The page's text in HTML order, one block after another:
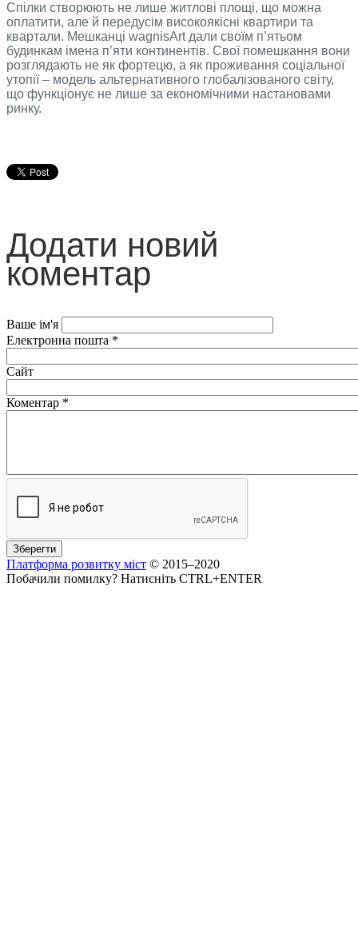
Спілки створюють не лише житлові площі, що можна
оплатити, але й передусім високоякісні квартири та
квартали. Мешканці wagnisArt дали своїм п’ятьом
будинкам імена п’яти континентів. Свої помешкання вони
розглядають не як фортецю, а як проживання соціальної
утопії – модель альтернативного глобалізованого світу,
що функціонує не лише за економічними настановами
ринку.
Додати новий
коментар
Ваше ім'я
Електронна пошта *
Сайт
Коментар *
Платформа розвитку міст © 2015–2020
Побачили помилку? Натисніть CTRL+ENTER